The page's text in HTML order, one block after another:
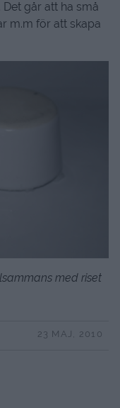
går att ha små
m.m för att skapa
med riset
23 MAJ, 2010